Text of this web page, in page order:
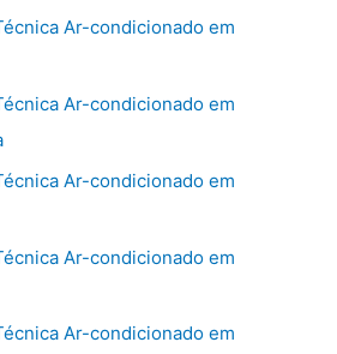
Ar-condicionado em
Ar-condicionado em
Ar-condicionado em
Ar-condicionado em
Ar-condicionado em